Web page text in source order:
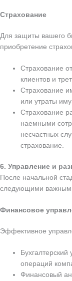
Страхование
Для защиты вашего
приобретение
Страхование
клиентов и
Страхование
или утраты
Страхование
наемными
несчастных
страхование.
6. Управление и
После начальной
следующими
Финансовое
Эффективное
операций
Финансовый